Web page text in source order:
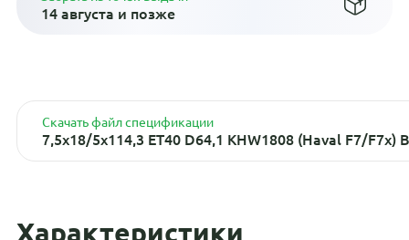
14 августа и позже
Скачать файл спецификации
7,5x18/5x114,3 ET40 D64,1 KHW1808 (Haval F7/F7x)
Характеристики